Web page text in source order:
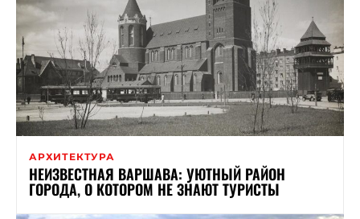
АРХИТЕКТУРА
НЕИЗВЕСТНАЯ ВАРШАВА: УЮТНЫЙ РАЙОН
ГОРОДА, О КОТОРОМ НЕ ЗНАЮТ ТУРИСТЫ